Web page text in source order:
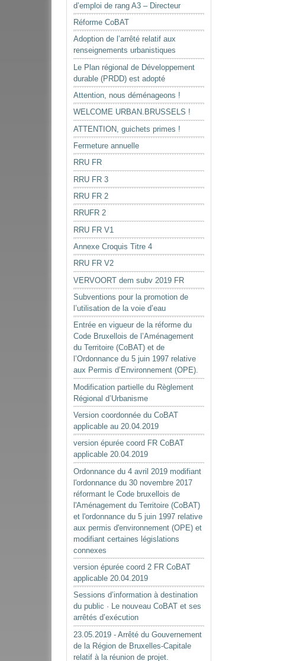
d’emploi de rang A3 – Directeur
Réforme CoBAT
Adoption de l’arrêté relatif aux
renseignements urbanistiques
Le Plan régional de Développement
durable (PRDD) est adopté
Attention, nous déménageons !
WELCOME URBAN.BRUSSELS !
ATTENTION, guichets primes !
Fermeture annuelle
RRU FR
RRU FR 3
RRU FR 2
RRUFR 2
RRU FR V1
Annexe Croquis Titre 4
RRU FR V2
VERVOORT dem subv 2019 FR
Subventions pour la promotion de
l’utilisation de la voie d’eau
Entrée en vigueur de la réforme du
Code Bruxellois de l’Aménagement
du Territoire (CoBAT) et de
l’Ordonnance du 5 juin 1997 relative
aux Permis d’Environnement (OPE).
Modification partielle du Règlement
Régional d’Urbanisme
Version coordonnée du CoBAT
applicable au 20.04.2019
version épurée coord FR CoBAT
applicable 20.04.2019
Ordonnance du 4 avril 2019 modifiant
l'ordonnance du 30 novembre 2017
réformant le Code bruxellois de
l'Aménagement du Territoire (CoBAT)
et l'ordonnance du 5 juin 1997 relative
aux permis d'environnement (OPE) et
modifiant certaines législations
connexes
version épurée coord 2 FR CoBAT
applicable 20.04.2019
Sessions d’information à destination
du public · Le nouveau CoBAT et ses
arrêtés d’exécution
23.05.2019 - Arrêté du Gouvernement
de la Région de Bruxelles-Capitale
relatif à la réunion de projet.